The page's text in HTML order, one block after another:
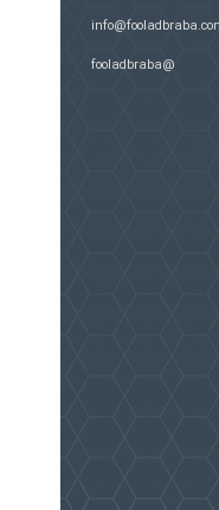
@fooladbraba